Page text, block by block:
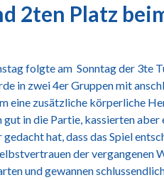
2ten Platz
folgte am Sonntag der 3te
in zwei 4er Gruppen mit
eine zusätzliche körperliche
in die Partie, kassierten
hat, dass das Spiel
der vergangenen
und gewannen